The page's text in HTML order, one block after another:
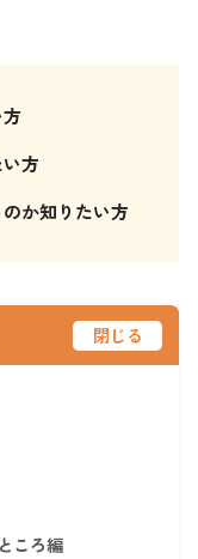
方
か知りたい方
閉じる
ころ編